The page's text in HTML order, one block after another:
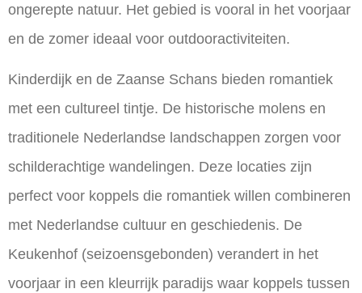
ongerepte natuur. Het gebied is vooral in het voorjaar
en de zomer ideaal voor outdooractiviteiten.
Kinderdijk en de Zaanse Schans bieden romantiek
met een cultureel tintje. De historische molens en
traditionele Nederlandse landschappen zorgen voor
schilderachtige wandelingen. Deze locaties zijn
perfect voor koppels die romantiek willen combineren
met Nederlandse cultuur en geschiedenis. De
Keukenhof (seizoensgebonden) verandert in het
voorjaar in een kleurrijk paradijs waar koppels tussen